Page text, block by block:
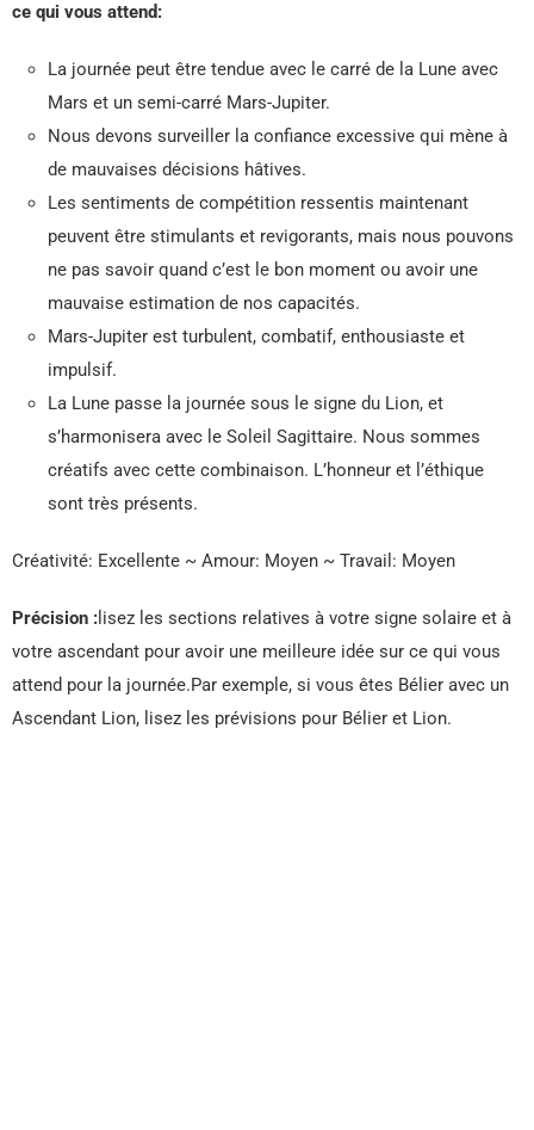
ce qui vous attend:
La journée peut être tendue avec le carré de la Lune avec
Mars et un semi-carré Mars-Jupiter.
Nous devons surveiller la confiance excessive qui mène à
de mauvaises décisions hâtives.
Les sentiments de compétition ressentis maintenant
peuvent être stimulants et revigorants, mais nous pouvons
ne pas savoir quand c’est le bon moment ou avoir une
mauvaise estimation de nos capacités.
Mars-Jupiter est turbulent, combatif, enthousiaste et
impulsif.
La Lune passe la journée sous le signe du Lion, et
s’harmonisera avec le Soleil Sagittaire. Nous sommes
créatifs avec cette combinaison. L’honneur et l’éthique
sont très présents.
Créativité: Excellente ~ Amour: Moyen ~ Travail: Moyen
Précision : lisez les sections relatives à votre signe solaire et à
votre ascendant pour avoir une meilleure idée sur ce qui vous
attend pour la journée.Par exemple, si vous êtes Bélier avec un
Ascendant Lion, lisez les prévisions pour Bélier et Lion.